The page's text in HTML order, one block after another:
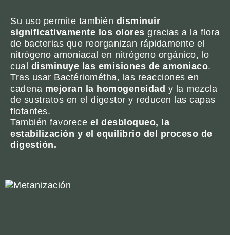
Su uso permite también disminuir
significativamente los olores gracias a la flora
de bacterias que reorganizan rápidamente el
nitrógeno amoniacal en nitrógeno orgánico, lo
cual disminuye las emisiones de amoniaco.
Tras usar Bactériométha, las reacciones en
cadena mejoran la homogeneidad y la mezcla
de sustratos en el digestor y reducen las capas
flotantes.
También favorece el desbloqueo, la
estabilización y el equilibrio del proceso de
digestión.